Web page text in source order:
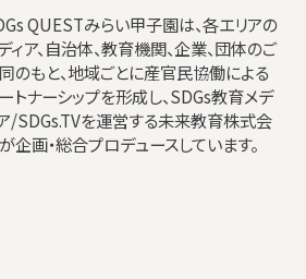
QUESTみらい甲子園は、各エリアの
ィア、自治体、教育機関、企業、団体のご
のもと、地域ごとに産官民協働による
トナーシップを形成し、SDGs教育メデ
/SDGs.TVを運営する未来教育株式会
企画・総合プロデュースしています。